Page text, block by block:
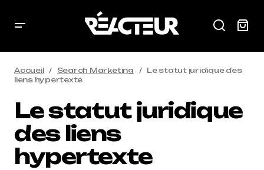
Accueil Search Marketing
Le statut juridique des
liens hypertexte
Le statut juridique
des liens
hypertexte